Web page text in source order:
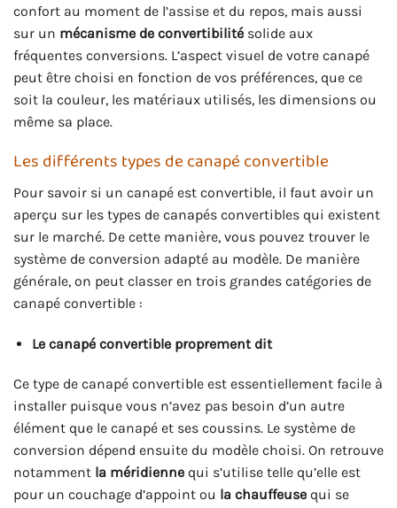
confort au moment de l’assise et du repos, mais aussi
sur un mécanisme de convertibilité solide aux
fréquentes conversions. L’aspect visuel de votre canapé
peut être choisi en fonction de vos préférences, que ce
soit la couleur, les matériaux utilisés, les dimensions ou
même sa place.
Les différents types de canapé convertible
Pour savoir si un canapé est convertible, il faut avoir un
aperçu sur les types de canapés convertibles qui existent
sur le marché. De cette manière, vous pouvez trouver le
système de conversion adapté au modèle. De manière
générale, on peut classer en trois grandes catégories de
canapé convertible :
Le canapé convertible proprement dit
Ce type de canapé convertible est essentiellement facile à
installer puisque vous n’avez pas besoin d’un autre
élément que le canapé et ses coussins. Le système de
conversion dépend ensuite du modèle choisi. On retrouve
notamment la méridienne qui s’utilise telle qu’elle est
pour un couchage d’appoint ou la chauffeuse qui se